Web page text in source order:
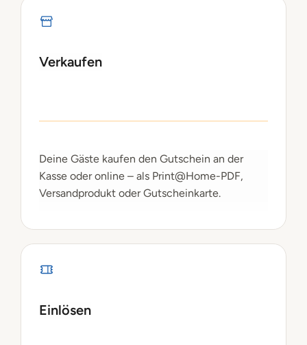
Verkaufen
Deine Gäste kaufen den Gutschein an der
Kasse oder online – als Print@Home-PDF,
Versandprodukt oder Gutscheinkarte.
Einlösen